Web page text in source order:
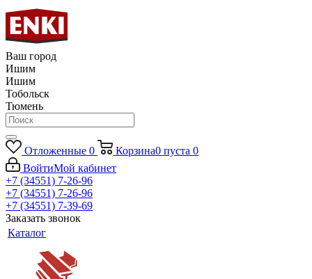
Ваш город
Ишим
Ишим
Тобольск
Тюмень
Отложенные 0 Корзина0 пуста 0
ВойтиМой кабинет
+7 (34551) 7-26-96
+7 (34551) 7-26-96
+7 (34551) 7-39-69
Заказать звонок
Каталог